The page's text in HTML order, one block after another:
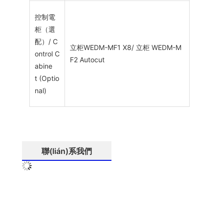
控制電
柜（選
配）/ C
ontrol C
abine
t (Optio
nal)
立柜WEDM-MF1 X8/ 立柜 WEDM-M
F2 Autocut
聯(lián)系我們